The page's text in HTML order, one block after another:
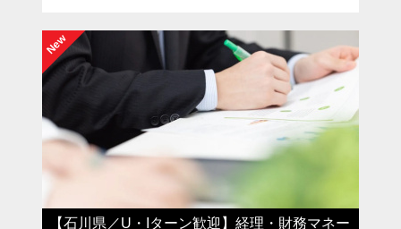
【石川県／U・Iターン歓迎】経理・財務マネー
New